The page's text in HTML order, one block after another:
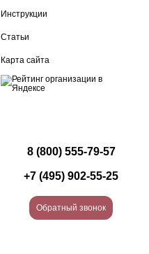
Инструкции
Статьи
Карта сайта
8 (800) 555-79-57
+7 (495) 902-55-25
Обратный звонок